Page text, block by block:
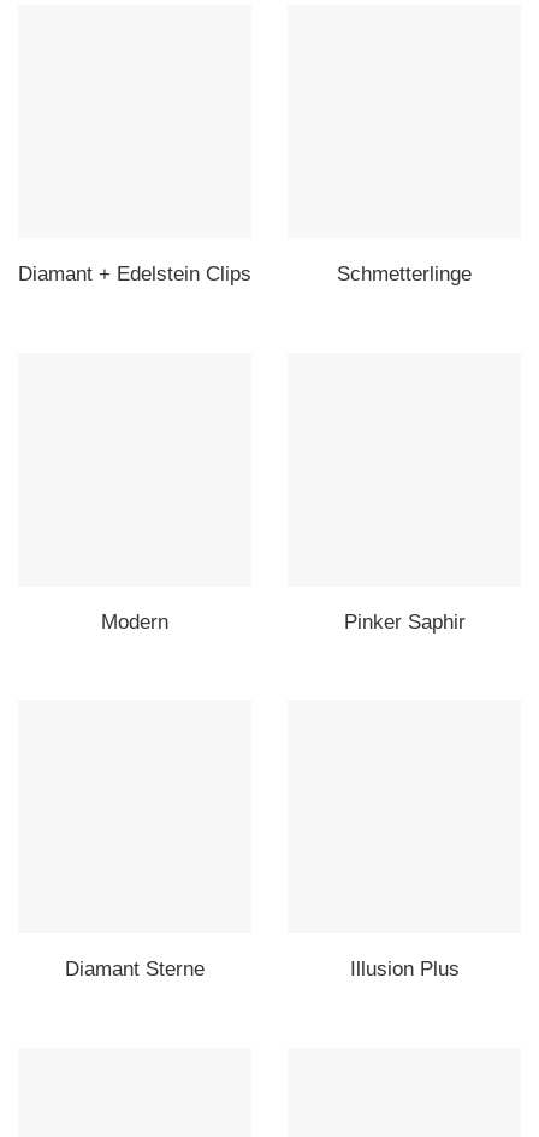
Diamant + Edelstein Clips Schmetterlinge
Modern Pinker Saphir
Diamant Sterne Illusion Plus